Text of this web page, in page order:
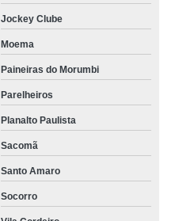
Jockey Clube
Moema
Paineiras do Morumbi
Parelheiros
Planalto Paulista
Sacomã
Santo Amaro
Socorro